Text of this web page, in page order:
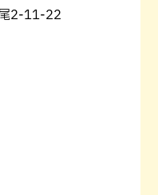
2-11-22